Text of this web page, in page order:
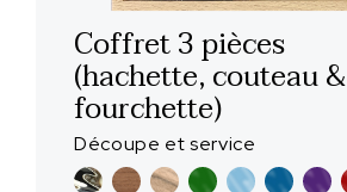
Coffret 3 pièces
(hachette, couteau &
fourchette)
Découpe et service